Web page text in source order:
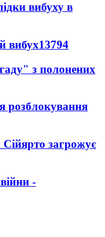
вибуху в
вибух13794
з полонених
розблокування
загрожує
-